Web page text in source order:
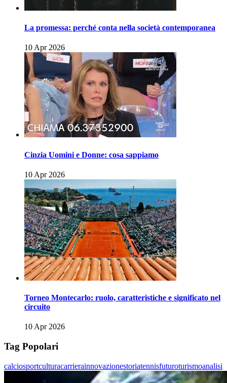
La promessa: perché conta nella società contemporanea
10 Apr 2026
Cinzia Uomini e Donne: cosa sappiamo
10 Apr 2026
Torneo Montecarlo: ruolo, caratteristiche e significato nel
circuito
10 Apr 2026
Tag Popolari
calciosportculturacarrierainnovazionestoriatennisfuturoturismoanalisi